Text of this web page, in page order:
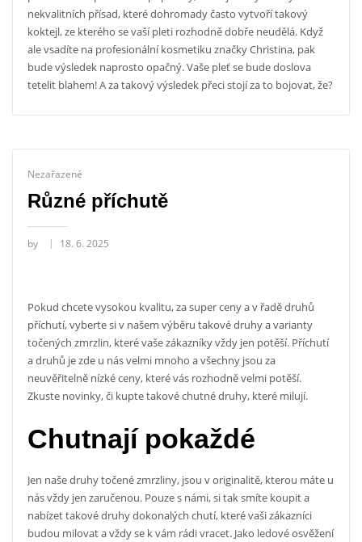
nekvalitních přísad, které dohromady často vytvoří takový
koktejl, ze kterého se vaší pleti rozhodně dobře neudělá. Když
ale vsadíte na profesionální kosmetiku značky Christina, pak
bude výsledek naprosto opačný. Vaše pleť se bude doslova
tetelit blahem! A za takový výsledek přeci stojí za to bojovat, že?
Nezařazené
Různé příchutě
by 18. 6. 2025
Pokud chcete vysokou kvalitu, za super ceny a v řadě druhů
příchutí, vyberte si v našem výběru takové druhy a varianty
točených zmrzlin, které vaše zákazníky vždy jen potěší. Příchutí
a druhů je zde u nás velmi mnoho a všechny jsou za
neuvěřitelně nízké ceny, které vás rozhodně velmi potěší.
Zkuste novinky, či kupte takové chutné druhy, které milují.
Chutnají pokaždé
Jen naše druhy točené zmrzliny, jsou v originalitě, kterou máte u
nás vždy jen zaručenou. Pouze s námi, si tak smíte koupit a
nabízet takové druhy dokonalých chutí, které vaši zákazníci
budou milovat a vždy se k vám rádi vracet. Jako ledové osvěžení